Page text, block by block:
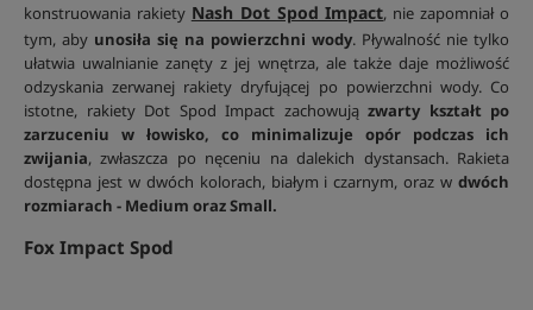
konstruowania rakiety Nash Dot Spod Impact, nie zapomniał o
tym, aby unosiła się na powierzchni wody. Pływalność nie tylko
ułatwia uwalnianie zanęty z jej wnętrza, ale także daje możliwość
odzyskania zerwanej rakiety dryfującej po powierzchni wody. Co
istotne, rakiety Dot Spod Impact zachowują zwarty kształt po
zarzuceniu w łowisko, co minimalizuje opór podczas ich
zwijania, zwłaszcza po nęceniu na dalekich dystansach. Rakieta
dostępna jest w dwóch kolorach, białym i czarnym, oraz w dwóch
rozmiarach - Medium oraz Small.
Fox Impact Spod